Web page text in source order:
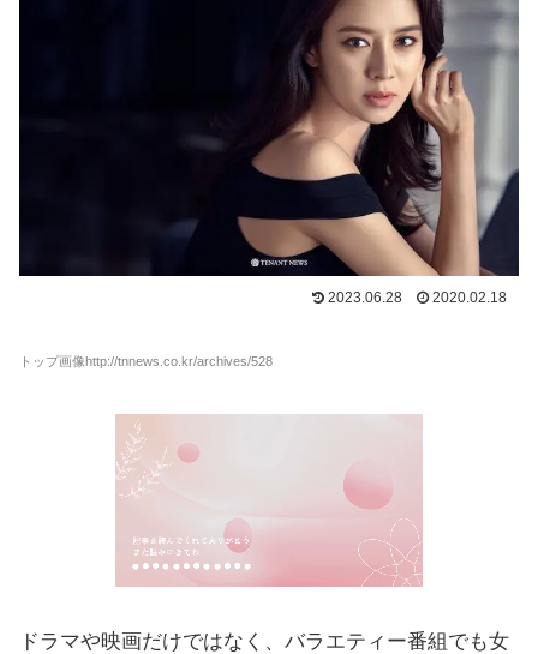
2023.06.28 2020.02.18
トップ画像http://tnnews.co.kr/archives/528
ドラマや映画だけではなく、バラエティー番組でも女